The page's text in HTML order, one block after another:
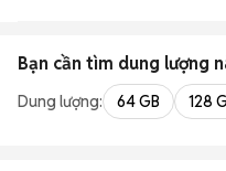
Bạn cần tìm dung lượng
Dung lượng: 64 GB 128